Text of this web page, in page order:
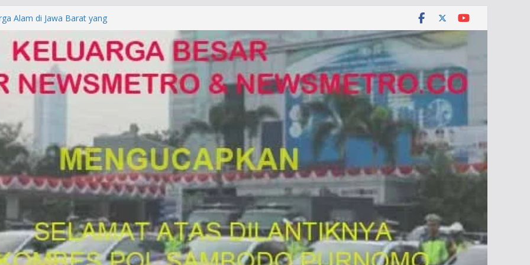
Alam di Jawa Barat yang
KUHAP Baru 2026, Tegaskan
Dipidana
DENPASAR DAN
POLDA BALI DIDUGA
ke Mabes Polri
Palsu, Kapolres
SIM